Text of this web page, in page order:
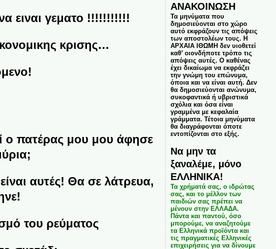
ειναι γεματο !!!!!!!!!!!
κρισης…
πατέρας μου μου άφησε
αυτές! Θα σε λάτρευα,
του ρεύματος
ΑΝΑΚΟΙΝΩΣΗ
Τα μηνύματα που
δημοσιεύονται στο χώρο
αυτό εκφράζουν τις απόψεις
των αποστολέων τους. Η
ΑΡΧΑΙΑ ΙΘΩΜΗ δεν υιοθετεί
καθ’ οιονδήποτε τρόπο τις
απόψεις αυτές. Ο καθένας
έχει δικαίωμα να εκφράζει
την γνώμη του επώνυμα,
όποια και να είναι αυτή. Δεν
θα δημοσιεύονται ανώνυμα,
συκοφαντικά ή υβριστικά
σχόλια και όσα είναι
γραμμένα με κεφαλαία
γράμματα. Τέτοια μηνύματα
θα διαγράφονται όποτε
εντοπίζονται στο εξής.
Να μην τα
ξαναλέμε, μόνο
ΕΛΛΗΝΙΚΑ!
Τα χρήματά σας, ο ιδρώτας
σας, και το μέλλον των
παιδιών σας πρέπει να
μένουν στην ΕΛΛΑΔΑ.
Πάντα και παντού, όσο
μπορούμε, να αναζητούμε
τα Ελληνικά προϊόντα και
τις πραγματικές Ελληνικές
επιχειρήσεις για να δίνουμε